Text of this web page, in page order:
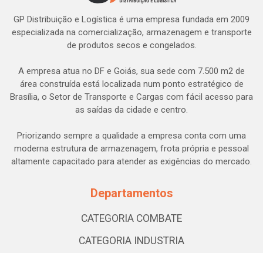
GP Distribuição e Logística é uma empresa fundada em 2009
especializada na comercialização, armazenagem e transporte
de produtos secos e congelados.
A empresa atua no DF e Goiás, sua sede com 7.500 m2 de
área construída está localizada num ponto estratégico de
Brasília, o Setor de Transporte e Cargas com fácil acesso para
as saídas da cidade e centro.
Priorizando sempre a qualidade a empresa conta com uma
moderna estrutura de armazenagem, frota própria e pessoal
altamente capacitado para atender as exigências do mercado.
Departamentos
CATEGORIA COMBATE
CATEGORIA INDUSTRIA